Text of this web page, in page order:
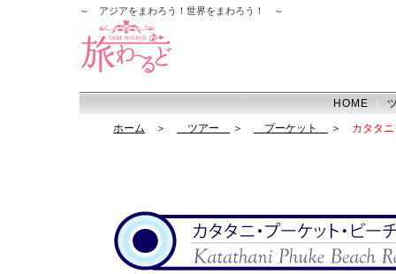
～ アジアをまわろう！世界をまわろう！ ～
HOME
ホーム ＞ ツアー ＞ プーケット ＞ カタタ